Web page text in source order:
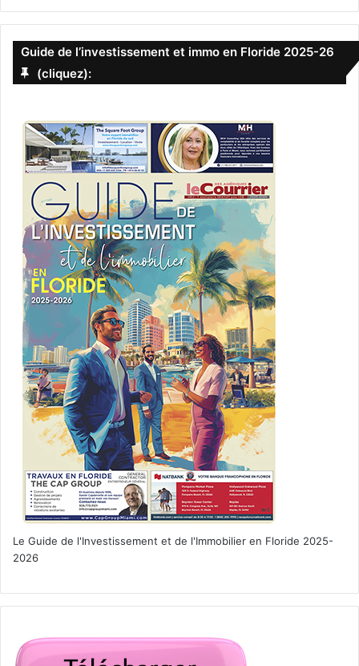
Guide de l’investissement et immo en Floride 2025-26
(cliquez):
Le Guide de l'Investissement et de l'Immobilier en Floride 2025-
2026